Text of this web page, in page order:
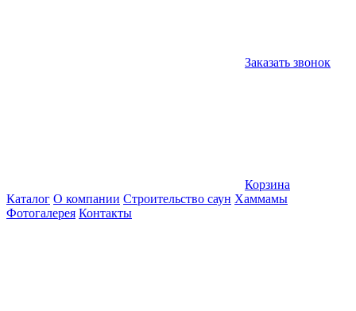
Заказать звонок
Корзина
Каталог О компании Строительство саун Хаммамы
Фотогалерея Контакты